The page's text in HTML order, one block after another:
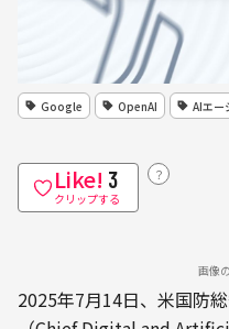
Google OpenAI AIエー
Like! 3
クリップする
？
画像
2025年7月14日、米国防